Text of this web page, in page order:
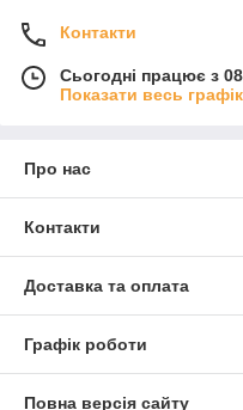
Контакти
Сьогодні працює з
Показати весь
Про нас
Контакти
Доставка та оплата
Графік роботи
Повна версія сайту